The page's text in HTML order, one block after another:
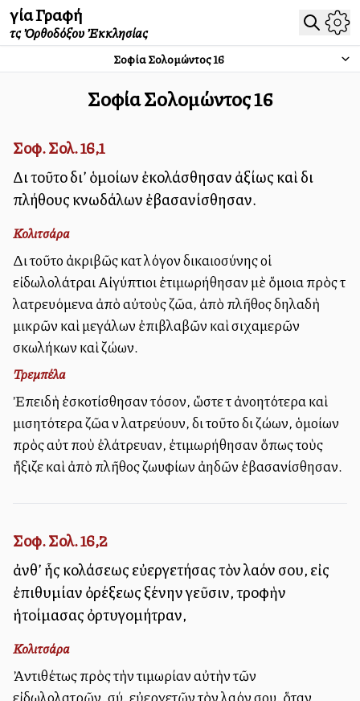
Ἁγία Γραφή
τῆς Ὀρθοδόξου Ἐκκλησίας
Σοφία Σολομώντος16
Σοφία Σολομώντος16
Σοφ. Σολ. 16,1
Διὰ τοῦτο δι’ ὁμοίων ἐκολάσθησαν ἀξίως καὶ διὰ
πλήθους κνωδάλων ἐβασανίσθησαν.
Κολιτσάρα
Διὰ τοῦτο ἀκριβῶς κατὰ λόγον δικαιοσύνης οἱ
εἰδωλολάτραι Αἰγύπτιοι ἐτιμωρήθησαν μὲ ὅμοια πρὸς τὰ
λατρευόμενα ἀπὸ αὐτοὺς ζῶα, ἀπὸ πλῆθος δηλαδὴ
μικρῶν καὶ μεγάλων ἐπιβλαβῶν καὶ σιχαμερῶν
σκωλήκων καὶ ζώων.
Τρεμπέλα
Ἐπειδὴ ἐσκοτίσθησαν τόσον, ὥστε τὰ ἀνοητότερα καὶ
μισητότερα ζῶα νὰ λατρεύουν, διὰ τοῦτο διὰ ζώων, ὁμοίων
πρὸς αὐτὰ ποὺ ἐλάτρευαν, ἐτιμωρήθησαν ὅπως τοὺς
ἤξιζε καὶ ἀπὸ πλῆθος ζωυφίων ἀηδῶν ἐβασανίσθησαν.
Σοφ. Σολ. 16,2
ἀνθ’ ἧς κολάσεως εὐεργετήσας τὸν λαόν σου, εἰς
ἐπιθυμίαν ὀρέξεως ξένην γεῦσιν, τροφὴν
ἡτοίμασας ὀρτυγομήτραν,
Κολιτσάρα
Ἀντιθέτως πρὸς τὴν τιμωρίαν αὐτὴν τῶν